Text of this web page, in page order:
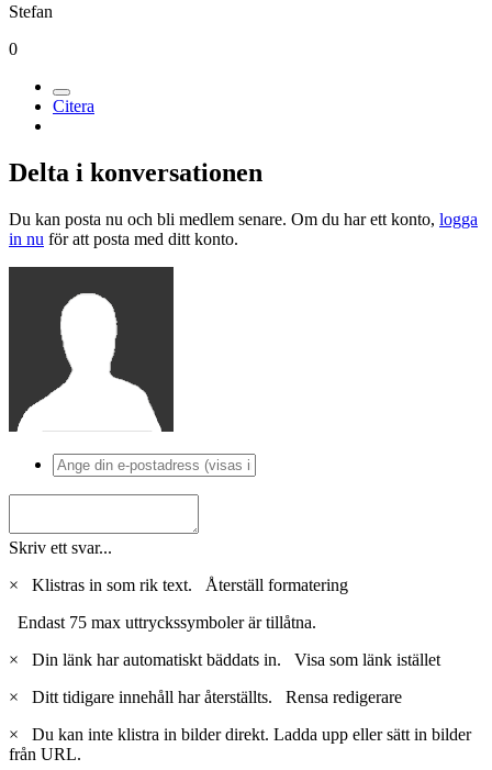
Stefan
0
Citera
Delta i konversationen
Du kan posta nu och bli medlem senare. Om du har ett konto, logga
in nu för att posta med ditt konto.
Skriv ett svar...
×
Klistras in som rik text. Återställ formatering
Endast 75 max uttryckssymboler är tillåtna.
×
Din länk har automatiskt bäddats in. Visa som länk istället
×
Ditt tidigare innehåll har återställts. Rensa redigerare
×
Du kan inte klistra in bilder direkt. Ladda upp eller sätt in bilder
från URL.